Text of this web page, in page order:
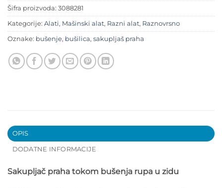
Šifra proizvoda: 3088281
Kategorije: Alati, Mašinski alat, Razni alat, Raznovrsno
Oznake: bušenje, bušilica, sakupljaš praha
OPIS
DODATNE INFORMACIJE
Sakupljač praha tokom bušenja rupa u zidu